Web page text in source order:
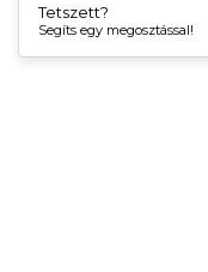
Tetszett?
Segíts egy megosztással!